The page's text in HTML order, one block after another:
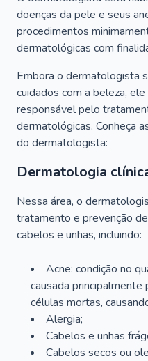
doenças da pele e seus
procedimentos
dermatológicas com
Embora o dermatologista
cuidados com a beleza,
responsável pelo
dermatológicas. Conheça
do dermatologista:
Dermatologia
Nessa área, o
tratamento e prevenção
cabelos e unhas, incluindo:
Acne: condição no
causada
células mortas,
Alergia;
Cabelos e unhas
Cabelos secos ou